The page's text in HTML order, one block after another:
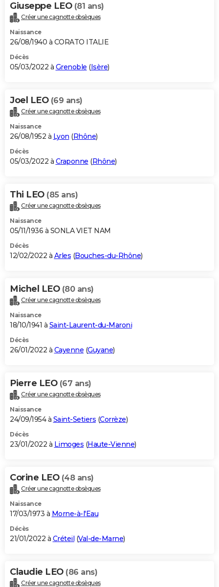
Giuseppe LEO (81 ans)
Créer une cagnotte obsèques
Naissance
26/08/1940 à CORATO ITALIE
Décès
05/03/2022 à Grenoble (Isère)
Joel LEO (69 ans)
Créer une cagnotte obsèques
Naissance
26/08/1952 à Lyon (Rhône)
Décès
05/03/2022 à Craponne (Rhône)
Thi LEO (85 ans)
Créer une cagnotte obsèques
Naissance
05/11/1936 à SONLA VIET NAM
Décès
12/02/2022 à Arles (Bouches-du-Rhône)
Michel LEO (80 ans)
Créer une cagnotte obsèques
Naissance
18/10/1941 à Saint-Laurent-du-Maroni
Décès
26/01/2022 à Cayenne (Guyane)
Pierre LEO (67 ans)
Créer une cagnotte obsèques
Naissance
24/09/1954 à Saint-Setiers (Corrèze)
Décès
23/01/2022 à Limoges (Haute-Vienne)
Corine LEO (48 ans)
Créer une cagnotte obsèques
Naissance
17/03/1973 à Morne-à-l'Eau
Décès
21/01/2022 à Créteil (Val-de-Marne)
Claudie LEO (86 ans)
Créer une cagnotte obsèques